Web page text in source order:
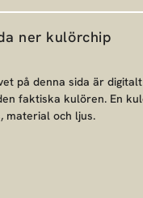
ner kulörchip
på denna sida är
faktiska kulören. En
material och ljus.